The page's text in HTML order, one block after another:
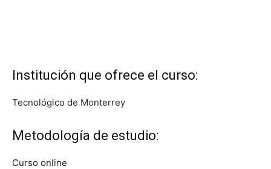
Institución que ofrece el curso:
Tecnológico de Monterrey
Metodología de estudio:
Curso online